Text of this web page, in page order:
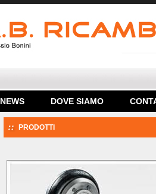
NEWS DOVE SIAMO
PRODOTTI